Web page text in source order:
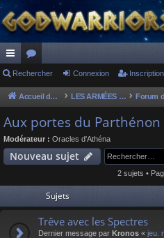
ac
co
ur
ci
or
u
s
Rechercher Connexion Inscription
Accueil du forum LES ARMÉES DIVINES - FORUMS DE CLAN
Aux portes du Parthénon
Modérateur : Oracles d'Athéna
Nouveau sujet
2 sujets •
Sujets
Trêve avec les Spectres
Dernier message par Kronos « jeu.